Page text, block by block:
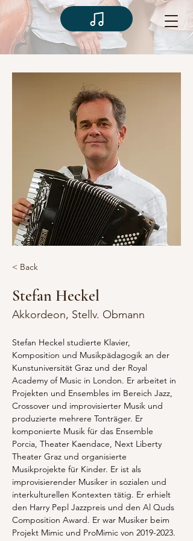
< Back
Stefan Heckel
Akkordeon, Stellv. Obmann
Stefan Heckel studierte Klavier,
Komposition und Musikpädagogik an der
Kunstuniversität Graz und der Royal
Academy of Music in London. Er arbeitet in
Projekten und Ensembles im Bereich Jazz,
Crossover und improvisierter Musik und
produzierte mehrere Tonträger. Er
komponierte Musik für das Ensemble
Porcia, Theater Kaendace, Next Liberty
Theater Graz und organisierte
Musikprojekte für Kinder. Er ist als
improvisierender Musiker in sozialen und
interkulturellen Kontexten tätig. Er erhielt
den Harry Pepl Jazzpreis und den Al Quds
Composition Award. Er war Musiker beim
Projekt Mimic und ProMimic von 2019-2023.